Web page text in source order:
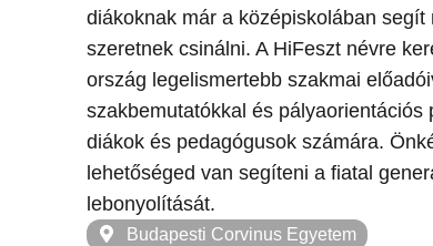
diákoknak már a középiskolában
szeretnek csinálni. A HiFeszt névre
ország legelismertebb szakmai
szakbemutatókkal és pályaorientációs
diákok és pedagógusok számára.
lehetőséged van segíteni a fiatal
lebonyolítását.
Budapesti Corvinus Egyetem